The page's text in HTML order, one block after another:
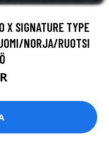
X SIGNATURE TYPE
NORJA/RUOTSI